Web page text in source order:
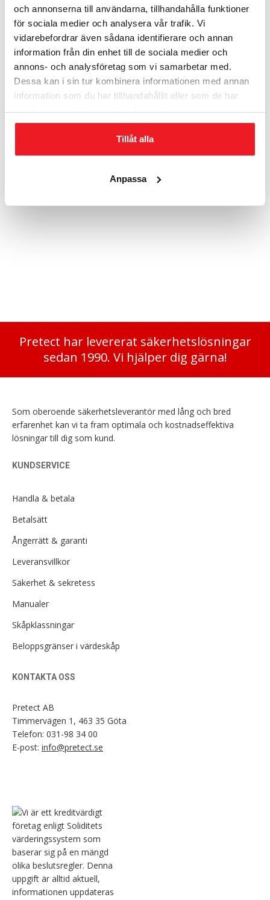
och annonserna till användarna, tillhandahålla funktioner
för sociala medier och analysera vår trafik. Vi
vidarebefordrar även sådana identifierare och annan
information från din enhet till de sociala medier och
annons- och analysföretag som vi samarbetar med.
Dessa kan i sin tur kombinera informationen med annan
information som du har tillhandahållit eller som de har
samlat in när du har använt deras tjänster.
Tillåt alla
Anpassa
Nyckelskåp för dörr 41 krok
2 530 kr
Pretect har levererat säkerhetslösningar
sedan 1990. Vi hjälper dig gärna!
Som oberoende säkerhetsleverantör med lång och bred
erfarenhet kan vi ta fram optimala och kostnadseffektiva
lösningar till dig som kund.
KUNDSERVICE
Handla & betala
Betalsätt
Ångerrätt & garanti
Leveransvillkor
Säkerhet & sekretess
Manualer
Skåpklassningar
Beloppsgränser i värdeskåp
KONTAKTA OSS
Pretect AB
Timmervägen 1, 463 35 Göta
Telefon: 031-98 34 00
E-post: info@pretect.se